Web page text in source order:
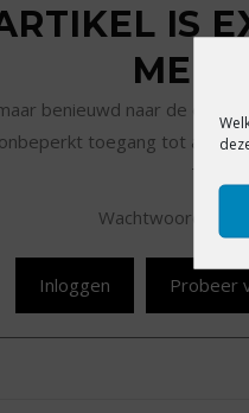
IS
benieuwd naar de
toegang tot alle
Wachtwoord
Inloggen Probeer